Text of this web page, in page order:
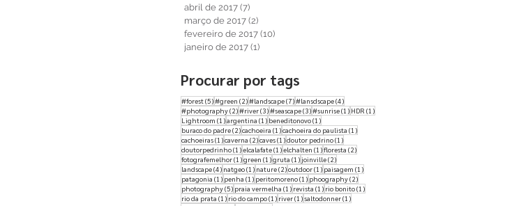
abril de 2017 (7)
março de 2017 (2)
fevereiro de 2017 (10)
janeiro de 2017 (1)
Procurar por tags
#forest(5)5 posts
#green (2)2 posts
#landscape(7)7 posts
#lansdscape(4)4 posts
#photography(2)2 posts
#river(3)3 posts
#seascape(3)3 posts
#sunrise(1)1 post
HDR (1)1 post
Lightroom (1)1 post
argentina (1)1 post
beneditonovo(1)1 post
buraco do padre(2)2 posts
cachoeira (1)1 post
cachoeira do paulista (1)1 post
cachoeiras(1)1 post
caverna (2)2 posts
caves(1)1 post
doutor pedrino(1)1 post
doutorpedrinho(1)1 post
elcalafate(1)1 post
elchalten (1)1 post
floresta (2)2 posts
fotografemelhor(1)1 post
green (1)1 post
gruta (1)1 post
joinville(2)2 posts
landscape(4)4 posts
natgeo(1)1 post
nature(2)2 posts
outdoor(1)1 post
paisagem (1)1 post
patagonia (1)1 post
penha (1)1 post
peritomoreno(1)1 post
phoography(2)2 posts
photography(5)5 posts
praia vermelha (1)1 post
revista (1)1 post
rio bonito(1)1 post
rio da prata (1)1 post
rio do campo(1)1 post
river(1)1 post
saltodonner(1)1 post